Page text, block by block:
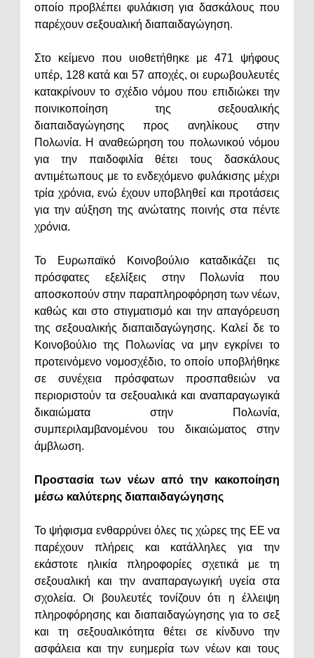
οποίο προβλέπει φυλάκιση για δασκάλους που
παρέχουν σεξουαλική διαπαιδαγώγηση.
Στο κείμενο που υιοθετήθηκε με 471 ψήφους
υπέρ, 128 κατά και 57 αποχές, οι ευρωβουλευτές
κατακρίνουν το σχέδιο νόμου που επιδιώκει την
ποινικοποίηση της σεξουαλικής
διαπαιδαγώγησης προς ανηλίκους στην
Πολωνία. Η αναθεώρηση του πολωνικού νόμου
για την παιδοφιλία θέτει τους δασκάλους
αντιμέτωπους με το ενδεχόμενο φυλάκισης μέχρι
τρία χρόνια, ενώ έχουν υποβληθεί και προτάσεις
για την αύξηση της ανώτατης ποινής στα πέντε
χρόνια.
Το Ευρωπαϊκό Κοινοβούλιο καταδικάζει τις
πρόσφατες εξελίξεις στην Πολωνία που
αποσκοπούν στην παραπληροφόρηση των νέων,
καθώς και στο στιγματισμό και την απαγόρευση
της σεξουαλικής διαπαιδαγώγησης. Καλεί δε το
Κοινοβούλιο της Πολωνίας να μην εγκρίνει το
προτεινόμενο νομοσχέδιο, το οποίο υποβλήθηκε
σε συνέχεια πρόσφατων προσπαθειών να
περιοριστούν τα σεξουαλικά και αναπαραγωγικά
δικαιώματα στην Πολωνία,
συμπεριλαμβανομένου του δικαιώματος στην
άμβλωση.
Προστασία των νέων από την κακοποίηση
μέσω καλύτερης διαπαιδαγώγησης
Το ψήφισμα ενθαρρύνει όλες τις χώρες της ΕΕ να
παρέχουν πλήρεις και κατάλληλες για την
εκάστοτε ηλικία πληροφορίες σχετικά με τη
σεξουαλική και την αναπαραγωγική υγεία στα
σχολεία. Οι βουλευτές τονίζουν ότι η έλλειψη
πληροφόρησης και διαπαιδαγώγησης για το σεξ
και τη σεξουαλικότητα θέτει σε κίνδυνο την
ασφάλεια και την ευημερία των νέων και τους